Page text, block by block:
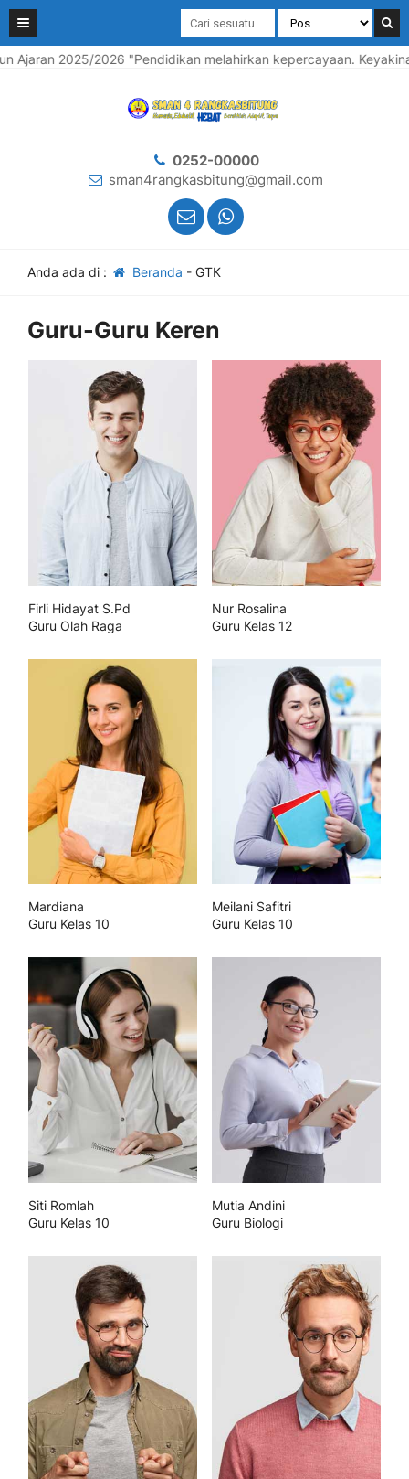
2025/2026 "Pendidikan melahirkan kepercayaan. Keyakinan
0252-00000
sman4rangkasbitung@gmail.com
Anda ada di : Beranda - GTK
Guru-Guru Keren
Firli Hidayat S.Pd
Guru Olah Raga
Nur Rosalina
Guru Kelas 12
Mardiana
Guru Kelas 10
Meilani Safitri
Guru Kelas 10
Siti Romlah
Guru Kelas 10
Mutia Andini
Guru Biologi